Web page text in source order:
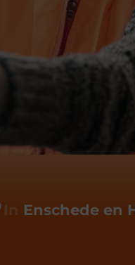
In Enschede en